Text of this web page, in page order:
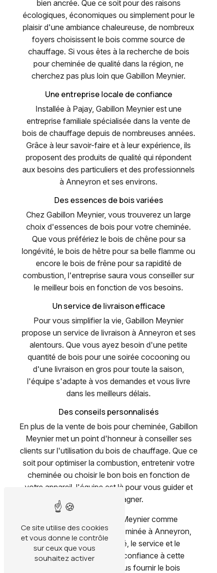
bien ancrée. Que ce soit pour des raisons
écologiques, économiques ou simplement pour le
plaisir d'une ambiance chaleureuse, de nombreux
foyers choisissent le bois comme source de
chauffage. Si vous êtes à la recherche de bois
pour cheminée de qualité dans la région, ne
cherchez pas plus loin que Gabillon Meynier.
Une entreprise locale de confiance
Installée à Pajay, Gabillon Meynier est une
entreprise familiale spécialisée dans la vente de
bois de chauffage depuis de nombreuses années.
Grâce à leur savoir-faire et à leur expérience, ils
proposent des produits de qualité qui répondent
aux besoins des particuliers et des professionnels
à Anneyron et ses environs.
Des essences de bois variées
Chez Gabillon Meynier, vous trouverez un large
choix d'essences de bois pour votre cheminée.
Que vous préfériez le bois de chêne pour sa
longévité, le bois de hêtre pour sa belle flamme ou
encore le bois de frêne pour sa rapidité de
combustion, l'entreprise saura vous conseiller sur
le meilleur bois en fonction de vos besoins.
Un service de livraison efficace
Pour vous simplifier la vie, Gabillon Meynier
propose un service de livraison à Anneyron et ses
alentours. Que vous ayez besoin d'une petite
quantité de bois pour une soirée cocooning ou
d'une livraison en gros pour toute la saison,
l'équipe s'adapte à vos demandes et vous livre
dans les meilleurs délais.
Des conseils personnalisés
En plus de la vente de bois pour cheminée, Gabillon
Meynier met un point d'honneur à conseiller ses
clients sur l'utilisation du bois de chauffage. Que ce
soit pour optimiser la combustion, entretenir votre
cheminée ou choisir le bon bois en fonction de
votre appareil, l'équipe est là pour vous guider et
vous accompagner.
En choisissant Gabillon Meynier comme
fournisseur de bois pour cheminée à Anneyron,
vous optez pour la qualité, le service et le
professionnalisme. Faites confiance à cette
entreprise locale pour vous fournir le bois
Ce site utilise des cookies
et vous donne le contrôle
sur ceux que vous
souhaitez activer